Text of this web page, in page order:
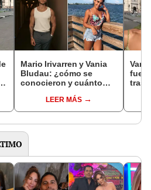
Mario Irivarren y Vania
Bludau: ¿cómo se
conocieron y cuánto
amorosa?LEER MÁS
tras